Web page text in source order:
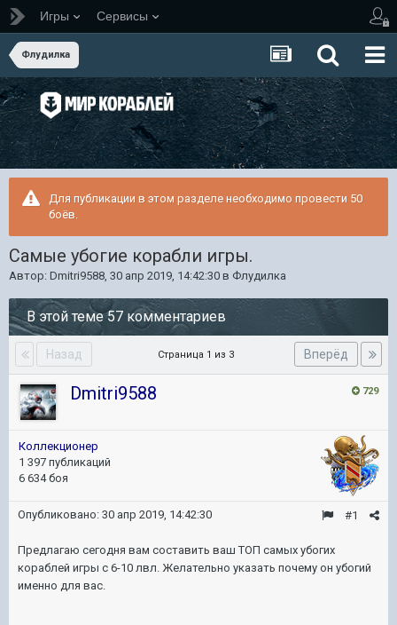
Игры Сервисы
Флудилка
Для публикации в этом разделе необходимо провести 50
боёв.
Самые убогие корабли игры.
Автор: Dmitri9588, 30 апр 2019, 14:42:30 в Флудилка
В этой теме 57 комментариев
Назад Вперёд
Страница 1 из 3
729
Dmitri9588
Коллекционер
1 397 публикаций
6 634 боя
#1
Опубликовано: 30 апр 2019, 14:42:30
Предлагаю сегодня вам составить ваш ТОП самых убогих
кораблей игры с 6-10 лвл. Желательно указать почему он убогий
именно для вас.